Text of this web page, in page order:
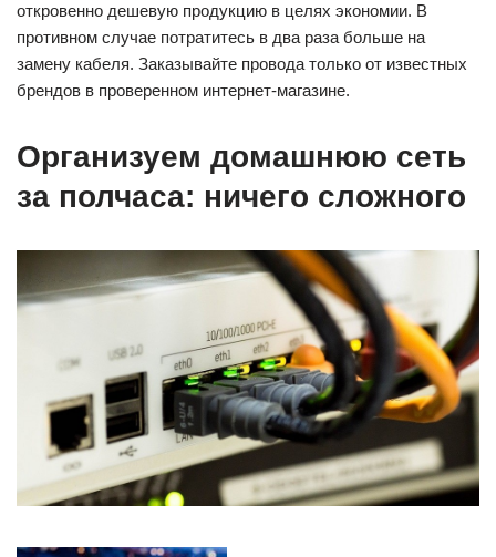
откровенно дешевую продукцию в целях экономии. В
противном случае потратитесь в два раза больше на
замену кабеля. Заказывайте провода только от известных
брендов в проверенном интернет-магазине.
Организуем домашнюю сеть
за полчаса: ничего сложного